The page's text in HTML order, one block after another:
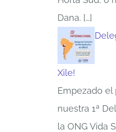
Dana.[…]
Xile!
Empezado
nuestra 1ª
la ONG Vida